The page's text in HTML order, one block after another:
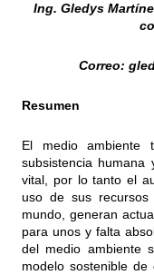
Ing. Gledys
Correo:
Resumen
El medio ambiente
subsistencia
vital, por lo tanto el
uso de sus
mundo, generan
para unos y falta
del medio ambiente
modelo sostenible